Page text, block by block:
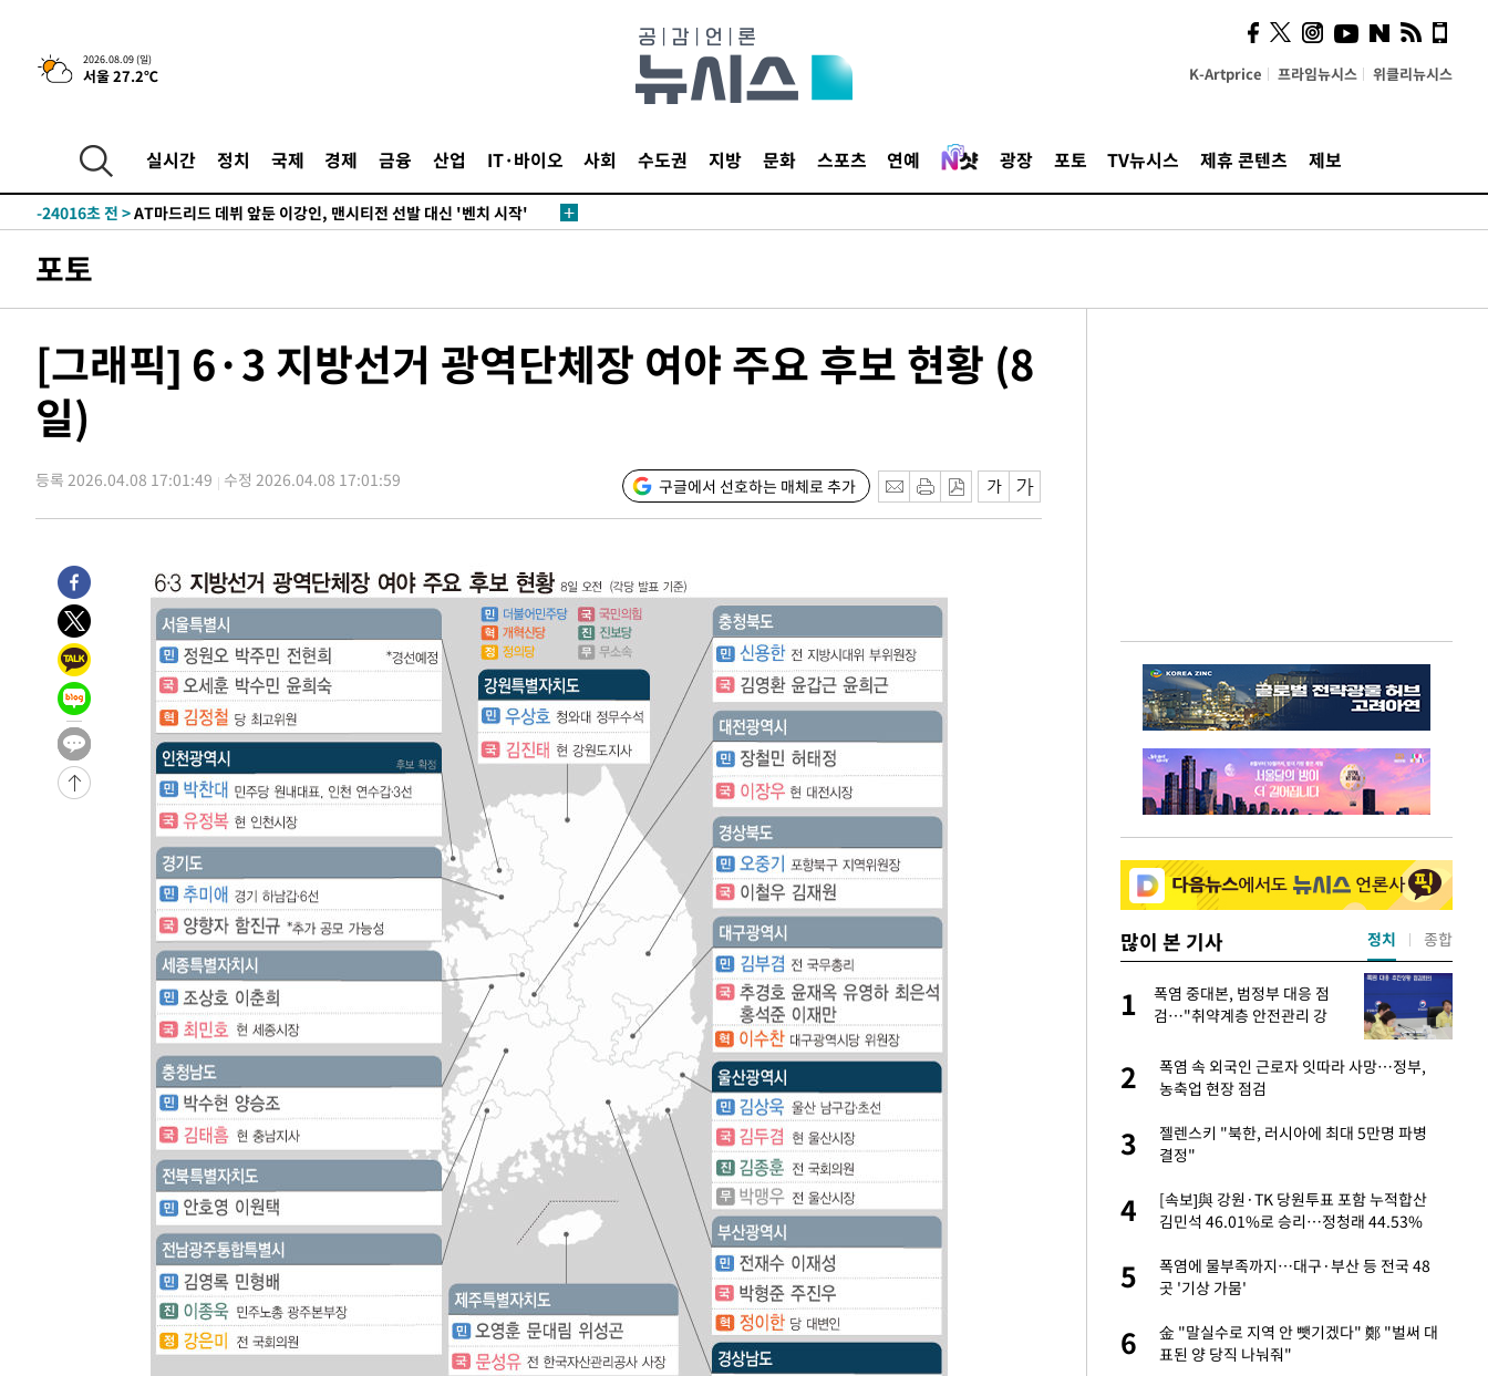
2026.08.09 (일)
서울 27.2℃ K-Artprice 프라임뉴시스 위클리뉴시스
실시간 정치 국제 경제 금융 산업 IT·바이오 사회 수도권 지방 문화 스포츠 연예 광장 포토 TV뉴시스 제휴 콘텐츠 제보
4시간 전 >이군이 불법 군시설 건설한 레바논 남부에서 레바논군 3명 폭발로 부상
-27674초 전 >
이강인 ATM 입단식에 '상암벌 들썩'…"세계적인 선수 되길"
-26670초 전 >
-24016초 전 >AT마드리드 데뷔 앞둔 이강인, 맨시티전 선발 대신 '벤치 시작'
44.40%
-21980초 전 >
-21820초 전 >[속보]與전대 권리당원투표…강원·경북 김민석, 대구 정청래 승리
45.71%
-21529초 전 > [속보]與 당대표 경선, 대구 권리당원 투표 정청래 47.82%·김민석
46.35%
-21326초 전 >
득표
-19244초 전 >
정상
-7251초 전 >"얼마나 더웠으면"…안동 물길공원서 헤엄친 구렁이 '소동'
-7178초 전 >손흥민, 68분 뛰고 2경기 침묵…LAFC, 톨루카에 1-0 승리(종합)
-5202초 전 >
이강인, 오늘 서울서 AT마드리드 입단식…'전례 없는 특급대우'
2시간 전 >
'여긴 20도, 저긴 50도'…열화상 카메라로 본 폭염 저감시설 '온도차'
2시간 전 >
콜롬비아 신임 우파 대통령 취임 하루만에 차량폭탄 폭발 사건
4시간 전 >
튀르키예 외무장관, "메카 3국 방위협정은 이란이 목표 아냐 " 밝혀
4시간 전 >
이군이 불법 군시설 건설한 레바논 남부에서 레바논군 3명 폭발로 부상
-31078초 전 >
네타냐후, 트럼프의 가자 평화 2차 15개조 평화안 '거부'
-27674초 전 >
이강인 ATM 입단식에 '상암벌 들썩'…"세계적인 선수 되길"
-26670초 전 >
태풍 돌핀, 중 저장성 타이저우시 해안에 상륙 (1보)
AT마드리드 데뷔 앞둔 이강인, 맨시티전 선발 대신 '벤치 시작'
[속보]與 강원·TK 당원투표 합산 김민석 48.54%로 승리…정청래
與 강원·TK 당원투표 합산 김민석 46.01%로 승리…정청래
[속보]與전대 권리당원투표…강원·경북 김민석, 대구 정청래 승리
[속보]與 당대표 경선, 경북 권리당원 투표 김민석 47.37%·정청래
[속보]與 당대표 경선, 대구 권리당원 투표 정청래 47.82%·김민석
[속보]與 당대표 경선, 강원 권리당원 투표 김민석 승리…50.30%
"일본축구협회, 대한축구협회 성 접대 의혹 심판 조사"
[속보]장은수, KLPGA 제주삼다수 역전 우승…데뷔 10년 차에 첫
"얼마나 더웠으면"…안동 물길공원서 헤엄친 구렁이 '소동'
손흥민, 68분 뛰고 2경기 침묵…LAFC, 톨루카에 1-0 승리(종합)
'2경기 연속 침묵' 손흥민, 톨루카전 68분만 뛰고 슈팅 0개
이강인, 오늘 서울서 AT마드리드 입단식…'전례 없는 특급대우'
'여긴 20도, 저긴 50도'…열화상 카메라로 본 폭염 저감시설 '온도차'
콜롬비아 신임 우파 대통령 취임 하루만에 차량폭탄 폭발 사건
튀르키예 외무장관, "메카 3국 방위협정은 이란이 목표 아냐 " 밝혀
이군이 불법 군시설 건설한 레바논 남부에서 레바논군 3명 폭발로 부상
포토
[그래픽] 6·3 지방선거 광역단체장 여야 주요 후보 현황 (8
일)
등록 2026.04.08 17:01:49 수정 2026.04.08 17:01:59 구글에서 선호하는 매체로 추가
많이 본 기사
1
한정수 "황정민 선배만 피
해…떳떳하면 신분 공개하라"
LAFC 손흥민, 리그스컵 톨루카전 선발 출
격…득점포 재가동 도전
3
이강인, 오늘 서울서 AT마드리드 입단
식…'전례 없는 특급대우'
4
제니, 동거 여부 물음에 "여기까지만 하자"
웃음
5
'여긴 20도, 저긴 50도'…열화상 카메라로 본
폭염 저감시설 '온도차'
6 사우디 남서부 아람코 자잔 정유시설서 화재
1
폭염 중대본, 범정부 대응 점
검…"취약계층 안전관리 강
2
폭염 속 외국인 근로자 잇따라 사망…정부,
농축업 현장 점검
3
젤렌스키 "북한, 러시아에 최대 5만명 파병
결정"
4
[속보]與 강원·TK 당원투표 포함 누적합산
김민석 46.01%로 승리…정청래 44.53%
5
폭염에 물부족까지…대구·부산 등 전국 48
곳 '기상 가뭄'
6
金 "말실수로 지역 안 뺏기겠다" 鄭 "벌써 대
표된 양 당직 나눠줘"
정치 종합